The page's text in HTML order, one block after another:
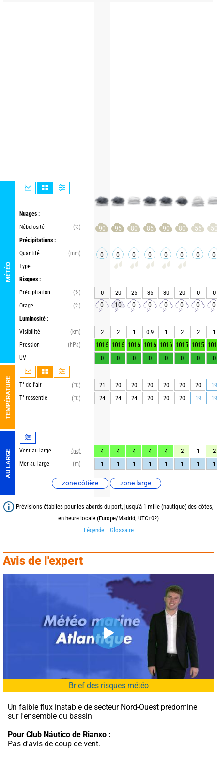
MÉTÉO
Nuages :
Nébulosité
(%)
Précipitations :
Quantité
(mm)
Type
Risques :
Précipitation
(%)
Orage
(%)
Luminosité :
Visibilité
(km)
Pression
(hPa)
UV
TEMPÉRATURE T° de l'air
(°C)
T° ressentie
(°C)
AU LARGE Vent au large
(nd)
Mer au large
(m)
zone côtière zone large
90 95 80 85 90 80 55 50
0 0 0 0 0 0 0 0
- - -
0 20 25 35 30 20 0 0
0 10 0 0 0 0 0 0
2 2 1 0.9 1 2 2 1
1016 1016 1016 1016 1016 1015 1015
0 0 0 0 0 0 0 0
21 20 20 20 20 20 20
19
24
24 24 20 20 20 19 19
4 4 4 4 4 2 1
2
1
1 1 1 1 1 1 1
Prévisions établies pour les abords du port, jusqu'à 1 mille (nautique) des côtes,
en heure locale (Europe/Madrid, UTC+02)
Légende
Glossaire
Avis de l'expert
Brief des risques météo
Un faible flux instable de secteur Nord-Ouest prédomine
sur l'ensemble du bassin.
Pour Club Náutico de Rianxo :
Pas d'avis de coup de vent.